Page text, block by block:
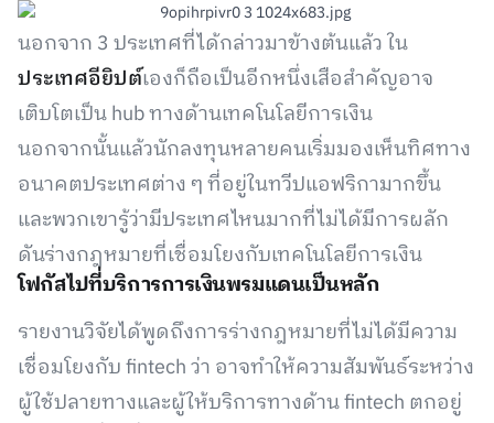
นอกจาก 3 ประเทศที่ได้กล่าวมาข้างต้นแล้ว ใน
ประเทศอียิปต์เองก็ถือเป็นอีกหนึ่งเสือสำคัญอาจ
เติบโตเป็น hub ทางด้านเทคโนโลยีการเงิน
นอกจากนั้นแล้วนักลงทุนหลายคนเริ่มมองเห็นทิศทาง
อนาคตประเทศต่าง ๆ ที่อยู่ในทวีปแอฟริกามากขึ้น
และพวกเขารู้ว่ามีประเทศไหนมากที่ไม่ได้มีการผลัก
ดันร่างกฎหมายที่เชื่อมโยงกับเทคโนโลยีการเงิน
โฟกัสไปที่บริการการเงินพรมแดนเป็นหลัก
รายงานวิจัยได้พูดถึงการร่างกฎหมายที่ไม่ได้มีความ
เชื่อมโยงกับ fintech ว่า อาจทำให้ความสัมพันธ์ระหว่าง
ผู้ใช้ปลายทางและผู้ให้บริการทางด้าน fintech ตกอยู่